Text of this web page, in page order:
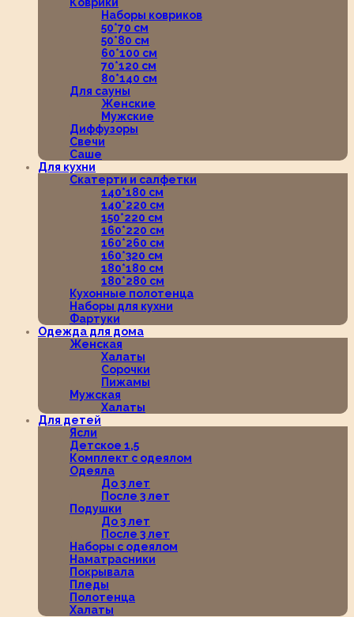
Наборы ковриков
50*70 см
50*80 см
60*100 см
70*120 см
80*140 см
Для сауны
Женские
Мужские
Диффузоры
Свечи
Саше
Для кухни
Скатерти и салфетки
140*180 см
140*220 см
150*220 см
160*220 см
160*260 см
160*320 см
180*180 см
180*280 см
Кухонные полотенца
Наборы для кухни
Фартуки
Одежда для дома
Женская
Халаты
Сорочки
Пижамы
Мужская
Халаты
Для детей
Ясли
Детское 1,5
Комплект с одеялом
Одеяла
До 3 лет
После 3 лет
Подушки
До 3 лет
После 3 лет
Наборы с одеялом
Наматрасники
Покрывала
Пледы
Полотенца
Халаты